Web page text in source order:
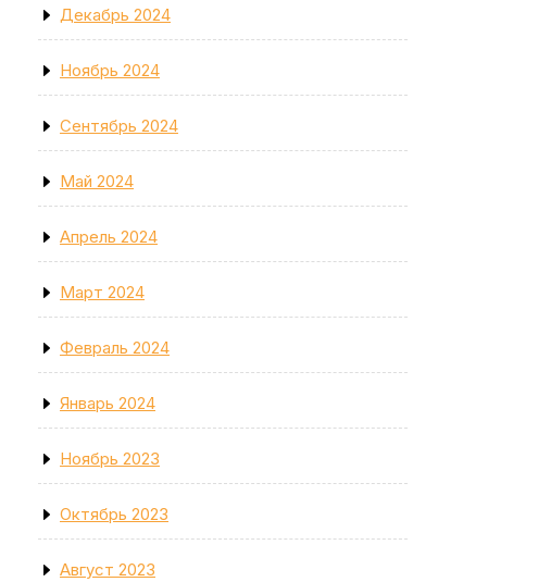
Декабрь 2024
Ноябрь 2024
Сентябрь 2024
Май 2024
Апрель 2024
Март 2024
Февраль 2024
Январь 2024
Ноябрь 2023
Октябрь 2023
Август 2023